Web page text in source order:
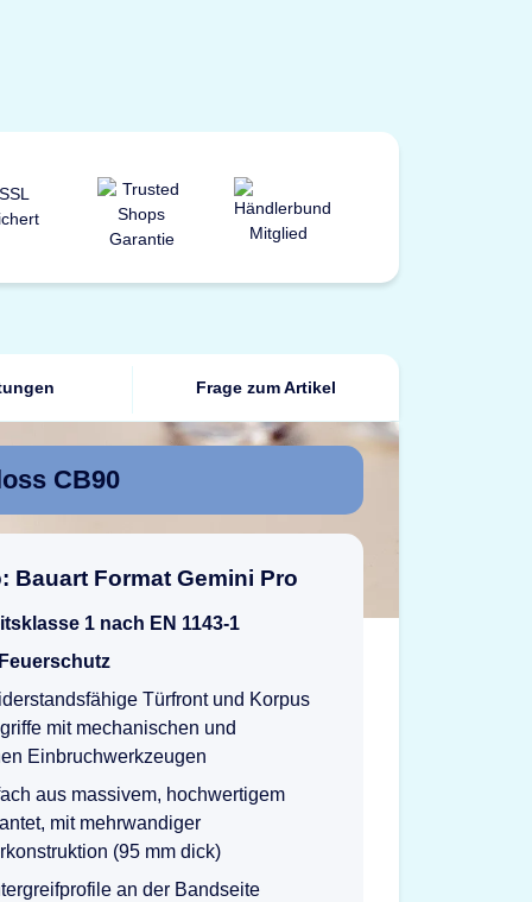
Frage zum Artikel
CB90
Bauart Format Gemini Pro
1 nach EN 1143-1
Türfront und Korpus
mit mechanischen und
Einbruchwerkzeugen
aus massivem, hochwertigem
mit mehrwandiger
(95 mm dick)
an der Bandseite